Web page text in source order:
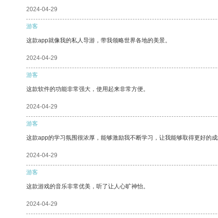
2024-04-29
游客
这款app就像我的私人导游，带我领略世界各地的美景。
2024-04-29
游客
这款软件的功能非常强大，使用起来非常方便。
2024-04-29
游客
这款app的学习氛围很浓厚，能够激励我不断学习，让我能够取得更好的
2024-04-29
游客
这款游戏的音乐非常优美，听了让人心旷神怡。
2024-04-29